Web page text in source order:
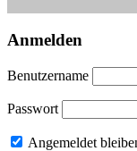
Anmelden
Benutzername
Passwort
Angemeldet